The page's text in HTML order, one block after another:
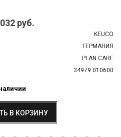
руб.
KEUCO
ГЕРМАНИЯ
PLAN CARE
34979 010600
В КОРЗИНУ